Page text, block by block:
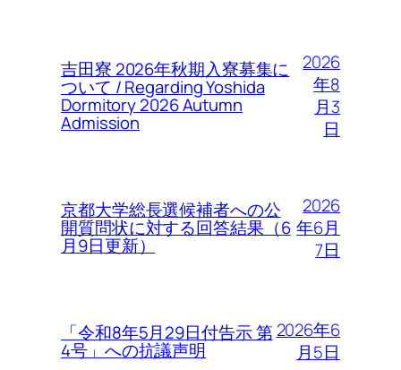
吉田寮 2026年秋期入寮募集に
ついて / Regarding Yoshida
Dormitory 2026 Autumn
Admission
2026
年8
月3
日
京都大学総長選候補者への公
開質問状に対する回答結果（6
月9日更新）
2026
年6月
7日
「令和8年5月29日付告示 第
4号」への抗議声明
2026年6
月5日